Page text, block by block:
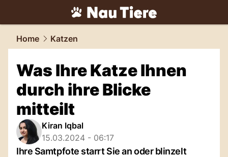
tiere.NAU.ch
Home Katzen
Was Ihre Katze Ihnen
durch ihre Blicke
mitteilt
Kiran Iqbal
15.03.2024 - 06:17
Ihre Samtpfote starrt Sie an oder blinzelt